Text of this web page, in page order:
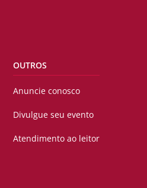
OUTROS
Anuncie conosco
Divulgue seu evento
Atendimento ao leitor